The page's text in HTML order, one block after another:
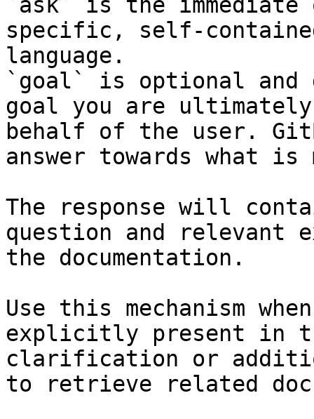
specific, self-
language.
`goal` is optional and
goal you are
behalf of the user.
answer towards what
The response will
question and relevant
the documentation.
Use this mechanism
explicitly present in
clarification or